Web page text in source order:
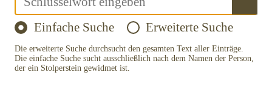
Einfache Suche Erweiterte Suche
Die erweiterte Suche durchsucht den gesamten Text aller Einträge.
Die einfache Suche sucht ausschließlich nach dem Namen der Person,
der ein Stolperstein gewidmet ist.